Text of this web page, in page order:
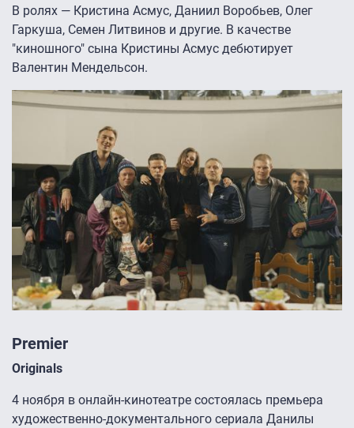
В ролях — Кристина Асмус, Даниил Воробьев, Олег
Гаркуша, Семен Литвинов и другие. В качестве
"киношного" сына Кристины Асмус дебютирует
Валентин Мендельсон.
Premier
Originals
4 ноября в онлайн-кинотеатре состоялась премьера
художественно-документального сериала Данилы